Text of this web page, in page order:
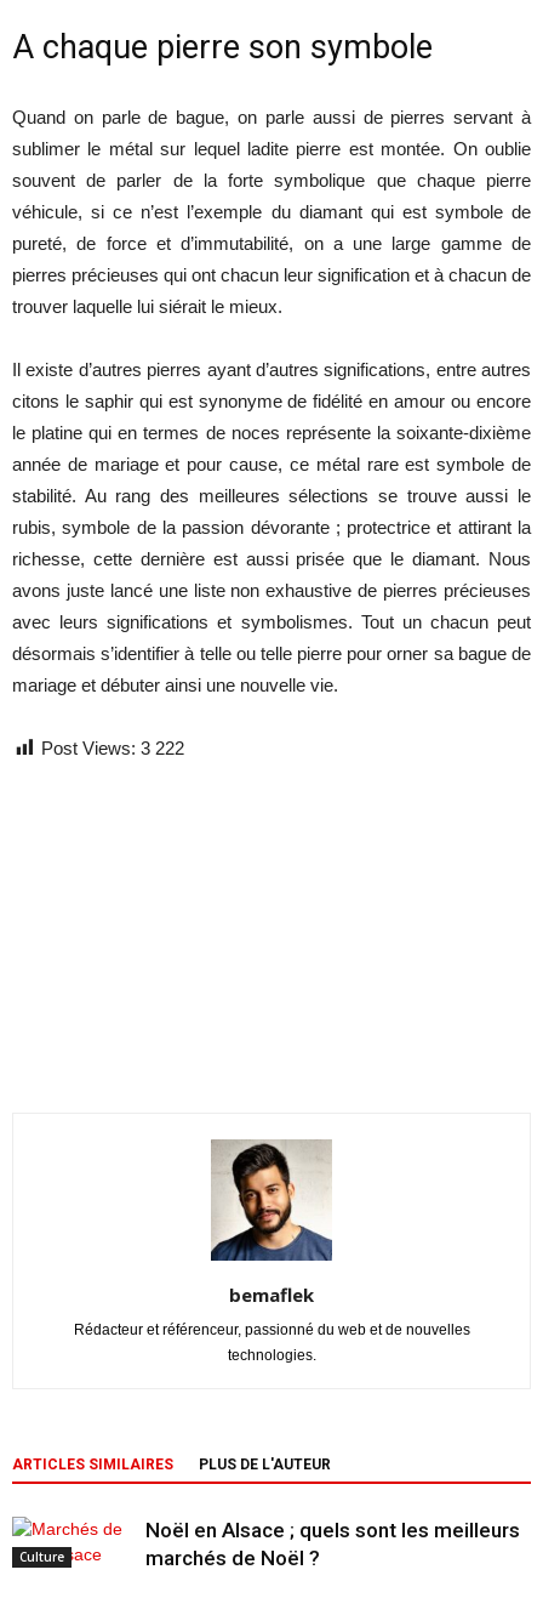
A chaque pierre son symbole
Quand on parle de bague, on parle aussi de pierres servant à
sublimer le métal sur lequel ladite pierre est montée. On oublie
souvent de parler de la forte symbolique que chaque pierre
véhicule, si ce n’est l’exemple du diamant qui est symbole de
pureté, de force et d’immutabilité, on a une large gamme de
pierres précieuses qui ont chacun leur signification et à chacun de
trouver laquelle lui siérait le mieux.
Il existe d’autres pierres ayant d’autres significations, entre autres
citons le saphir qui est synonyme de fidélité en amour ou encore
le platine qui en termes de noces représente la soixante-dixième
année de mariage et pour cause, ce métal rare est symbole de
stabilité. Au rang des meilleures sélections se trouve aussi le
rubis, symbole de la passion dévorante ; protectrice et attirant la
richesse, cette dernière est aussi prisée que le diamant. Nous
avons juste lancé une liste non exhaustive de pierres précieuses
avec leurs significations et symbolismes. Tout un chacun peut
désormais s’identifier à telle ou telle pierre pour orner sa bague de
mariage et débuter ainsi une nouvelle vie.
Post Views: 3 222
bemaflek
Rédacteur et référenceur, passionné du web et de nouvelles
technologies.
ARTICLES SIMILAIRES PLUS DE L'AUTEUR
Culture
Noël en Alsace ; quels sont les meilleurs
marchés de Noël ?